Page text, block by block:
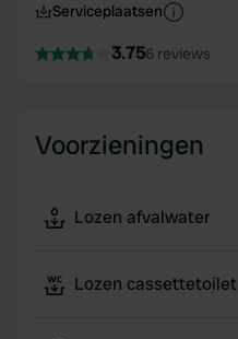
Serviceplaatsen
3.756 reviews
Voorzieningen
Lozen afvalwater
Lozen cassettetoilet